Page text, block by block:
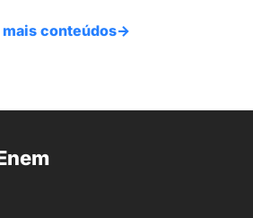
mais conteúdos→